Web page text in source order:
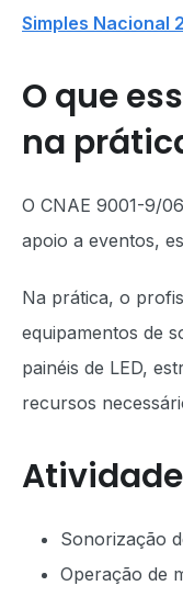
Simples Nacional
O que
na
O CNAE 9001-9/
apoio a eventos,
Na prática, o
equipamentos de
painéis de LED,
recursos
Sonorização
Operação de